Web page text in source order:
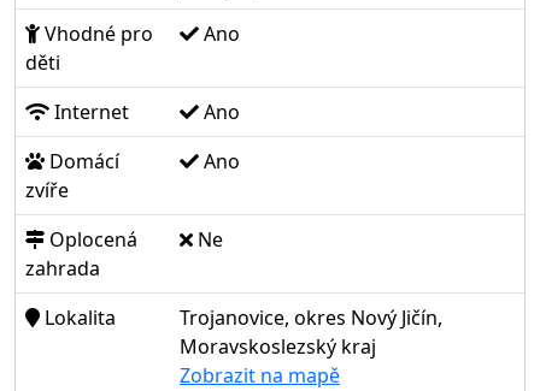
Vhodné pro
děti
Ano
Internet
Ano
Domácí
zvíře
Ano
Oplocená
zahrada
Ne
Lokalita
Trojanovice, okres Nový Jičín,
Moravskoslezský kraj
Zobrazit na mapě